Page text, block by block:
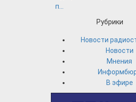
п...
Рубрики
Новости
Новости
Мнения
В эфире